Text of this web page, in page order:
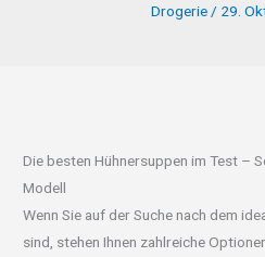
Drogerie/ 29.
Die besten Hühnersuppen im Test –
Modell
Wenn Sie auf der Suche nach dem
sind, stehen Ihnen zahlreiche